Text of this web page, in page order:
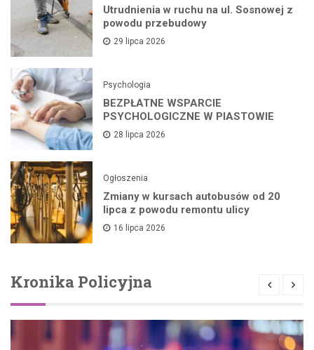
Utrudnienia w ruchu na ul. Sosnowej z
powodu przebudowy
29 lipca 2026
Psychologia
BEZPŁATNE WSPARCIE
PSYCHOLOGICZNE W PIASTOWIE
28 lipca 2026
Ogłoszenia
Zmiany w kursach autobusów od 20
lipca z powodu remontu ulicy
16 lipca 2026
Kronika Policyjna